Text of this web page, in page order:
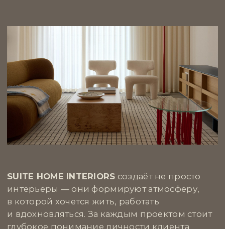
Телеграм→
Инстаграм*→
+7 | 985 | 222-47-47
* Компания Meta признана экстремистской
организацией на территории РФ
Большой Каретный переулок, 24
строение 2, этаж 2, офис 1